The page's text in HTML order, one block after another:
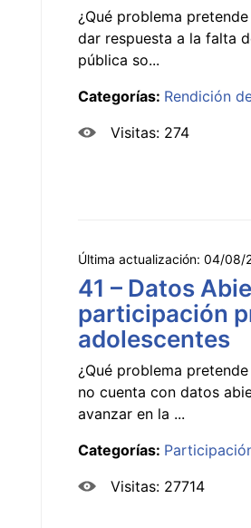
¿Qué problema
dar respuesta a la falta
pública so...
Categorías: Rendición
Visitas: 274
Última actualización: 04/08/
41 – Datos
participación
adolescentes
¿Qué problema
no cuenta con datos
avanzar en la ...
Categorías:
Visitas: 27714